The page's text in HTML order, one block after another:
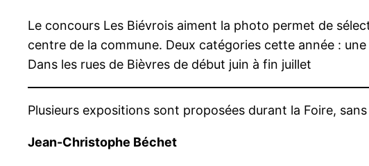
Le concours Les Biévrois aiment la photo permet de
centre de la commune. Deux catégories cette année :
Dans les rues de Bièvres de début juin à fin juillet
Plusieurs expositions sont proposées durant la Foire,
Jean-Christophe Béchet